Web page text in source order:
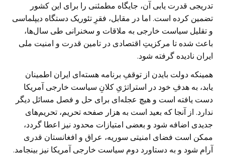
تدریجی قدرت یابی آن، جایگاه مطمئنی را برای این کشور
تضمین کرده است. اما در مقابل، فقرِ تئوریک دستگاه دیپلماسی
و تقلیل سیاست خارجی به ملاقات و سخنرانی طی سال‌ها،
باعث شده تا مرکزیتِ اقتصادی در تامین قدرت و امنیت ملی
ایران نادیده گرفته شود.
همینکه دولت بایدن از توقفِ برنامه هسته‌ای ایران اطمینان
یابد، به هدفِ خود در استراتژیِ کلانِ سیاست خارجی آمریکا
دست یافته است و هیچ عجله‌ای برای حل و فصل مسائل دیگر
ندارد. از آنجا که بعید است به هزار صفحه تحریم، تحریم‌های
جدیدی اضافه شود و بعضی امتیازات محدود نیز اعطا گردد،
ممکن است فضای امنیتی سوریه، عراق و افغانستان قدری
آرام شود و به دستاورد دوم سیاست خارجی آمریکا نیز بینجامد.